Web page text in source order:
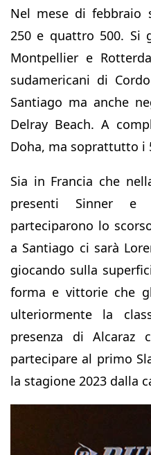
Nel mese di febbraio
250 e quattro 500. Si
Montpellier e
sudamericani di
Santiago ma anche
Delray Beach. A
Doha, ma soprattutto i
Sia in Francia che
presenti Sinner
parteciparono lo
a Santiago ci sarà
giocando sulla
forma e vittorie che
ulteriormente la
presenza di Alcaraz
partecipare al primo
la stagione 2023 dalla